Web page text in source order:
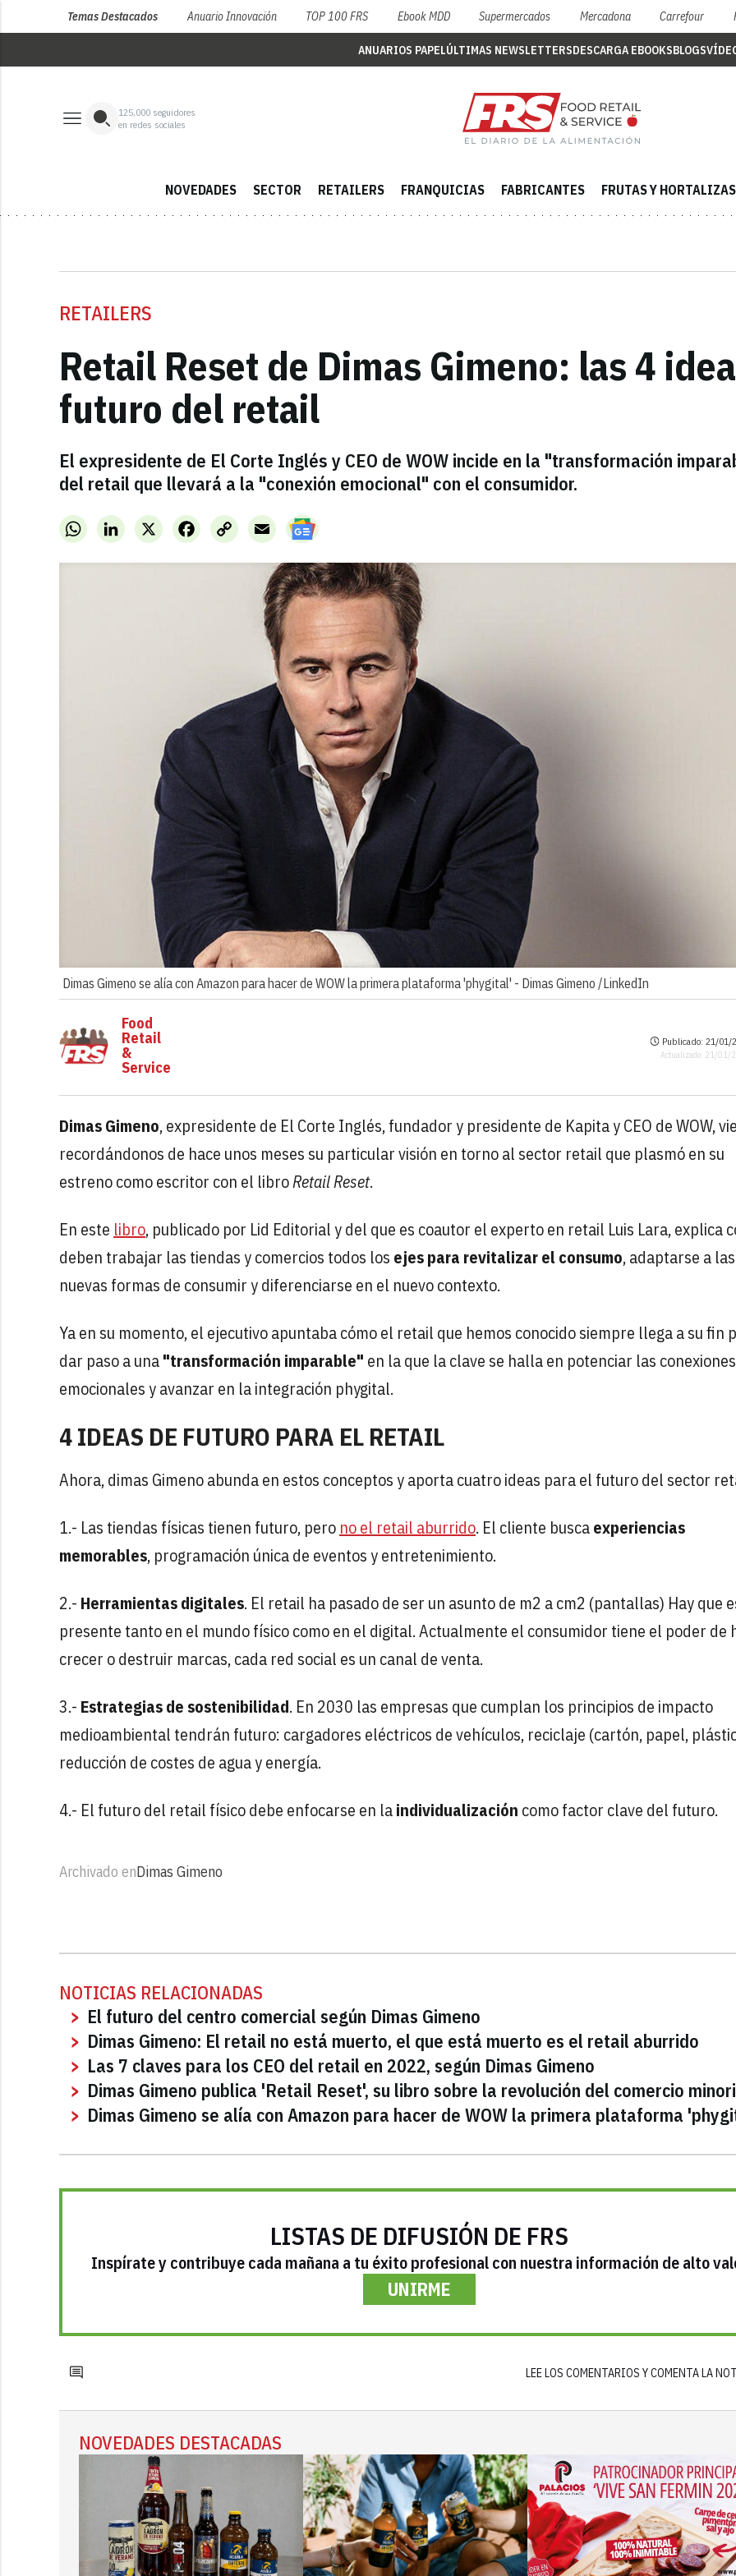
Temas Destacados Anuario Innovación TOP 100 FRS Ebook MDD Supermercados Mercadona Carrefour
ANUARIOS PAPELÚLTIMAS NEWSLETTERSDESCARGA EBOOKSBLOGS
125,000 seguidores
en redes sociales
NOVEDADES SECTOR RETAILERS FRANQUICIAS FABRICANTES FRUTAS Y HORTALIZAS
RETAILERS
Retail Reset de Dimas Gimeno: las 4
futuro del retail
El expresidente de El Corte Inglés y CEO de WOW incide en la "transformación
del retail que llevará a la "conexión emocional" con el consumidor.
WhatsAppLinkedInX FacebookCopy
Link
Email
Dimas Gimeno se alía con Amazon para hacer de WOW la primera plataforma 'phygital' - Dimas Gimeno /LinkedIn
Food
Retail
&
Service
Publicado: 21/01/
Actualizado: 21/01/
Dimas Gimeno, expresidente de El Corte Inglés, fundador y presidente de Kapita y CEO de WOW,
recordándonos de hace unos meses su particular visión en torno al sector retail que plasmó en su
estreno como escritor con el libroRetail Reset.
En este libro, publicado por Lid Editorial y del que es coautor el experto en retail Luis Lara, explica
deben trabajar las tiendas y comercios todos los ejes para revitalizar el consumo, adaptarse a las
nuevas formas de consumir y diferenciarse en el nuevo contexto.
Ya en su momento, el ejecutivo apuntaba cómo el retail que hemos conocido siempre llega a su fin
dar paso a una"transformación imparable" en la que la clave se halla en potenciar las conexiones
emocionales y avanzar en la integración phygital.
4 IDEAS DE FUTURO PARA EL RETAIL
Ahora, dimas Gimeno abunda en estos conceptos y aporta cuatro ideas para el futuro del sector
1.- Las tiendas físicas tienen futuro, pero no el retail aburrido. El cliente buscaexperiencias
memorables, programación única de eventos y entretenimiento.
2.- Herramientas digitales. El retail ha pasado de ser un asunto de m2 a cm2 (pantallas) Hay que
presente tanto en el mundo físico como en el digital. Actualmente el consumidor tiene el poder de
crecer o destruir marcas, cada red social es un canal de venta.
3.- Estrategias de sostenibilidad. En 2030 las empresas que cumplan los principios de impacto
medioambiental tendrán futuro: cargadores eléctricos de vehículos, reciclaje (cartón, papel,
reducción de costes de agua y energía.
4.- El futuro del retail físico debe enfocarse en laindividualización como factor clave del futuro.
Archivado enDimas Gimeno
NOTICIAS RELACIONADAS
El futuro del centro comercial según Dimas Gimeno
Dimas Gimeno: El retail no está muerto, el que está muerto es el retail aburrido
Las 7 claves para los CEO del retail en 2022, según Dimas Gimeno
Dimas Gimeno publica 'Retail Reset', su libro sobre la revolución del comercio
Dimas Gimeno se alía con Amazon para hacer de WOW la primera plataforma
LISTAS DE DIFUSIÓN DE FRS
Inspírate y contribuye cada mañana a tu éxito profesional con nuestra información de alto
UNIRME
LEE LOS COMENTARIOS Y COMENTA LA
NOVEDADES DESTACADAS